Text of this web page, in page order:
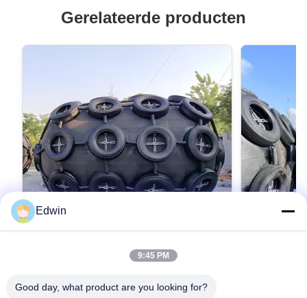
Gerelateerde producten
Fenders gebouwd volgens ISO 17357
Edwin
9:45 PM
Good day, what product are you looking for?